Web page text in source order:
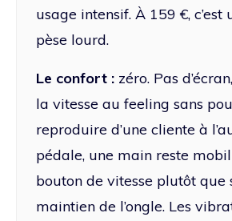
usage intensif. À 159 €, c’est
pèse lourd.
Le confort : zéro. Pas
la vitesse au feeling sans
reproduire d’une cliente à
pédale, une main reste
bouton de vitesse plutôt que
maintien de l’ongle. Les